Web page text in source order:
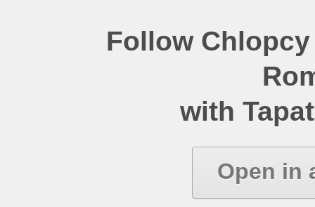
Follow
with
Open in